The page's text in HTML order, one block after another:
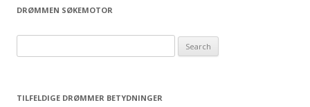
DRØMMEN SØKEMOTOR
e
rTILFELDIGE DRØMMER BETYDNINGER